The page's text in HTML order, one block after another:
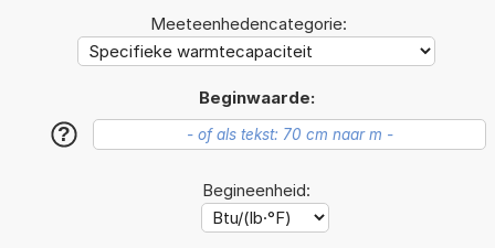
Meeteenhedencategorie:
Beginwaarde:
?
Begineenheid: